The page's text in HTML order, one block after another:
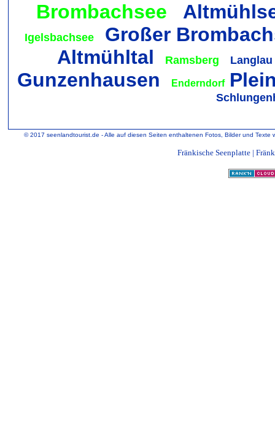
Brombachsee
Igelsbachsee
Großer
Altmühltal
Ramsberg Langlau
Gunzenhausen
Enderndorf
© 2017 seenlandtourist.de - Alle auf diesen Seiten enthaltenen Fotos, Bilder und
Fränkische Seenplatte |